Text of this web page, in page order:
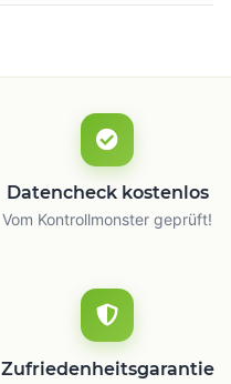
Datencheck kostenlos
Vom Kontrollmonster geprüft!
Zufriedenheitsgarantie